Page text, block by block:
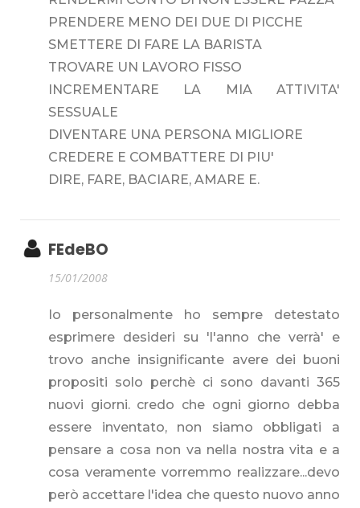
PRENDERE MENO DEI DUE DI PICCHE
SMETTERE DI FARE LA BARISTA
TROVARE UN LAVORO FISSO
INCREMENTARE LA MIA ATTIVITA'
SESSUALE
DIVENTARE UNA PERSONA MIGLIORE
CREDERE E COMBATTERE DI PIU'
DIRE, FARE, BACIARE, AMARE E.
FEdeBO
15/01/2008
Io personalmente ho sempre detestato
esprimere desideri su 'l'anno che verrà' e
trovo anche insignificante avere dei buoni
propositi solo perchè ci sono davanti 365
nuovi giorni. credo che ogni giorno debba
essere inventato, non siamo obbligati a
pensare a cosa non va nella nostra vita e a
cosa veramente vorremmo realizzare...devo
però accettare l'idea che questo nuovo anno